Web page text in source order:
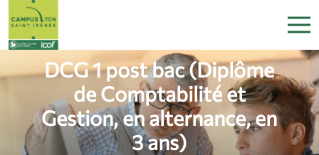
DCG 1 post bac (Diplôme
de Comptabilité et
Gestion, en alternance, en
3 ans)